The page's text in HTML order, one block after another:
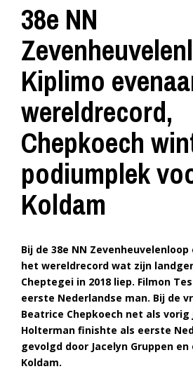
38e NN
Kiplimo
wereldrecord,
Chepkoech
podiumplek
Koldam
Bij de 38e NN
het wereldrecord wat zijn
Cheptegei in 2018 liep. Filmon
eerste Nederlandse man. Bij de
Beatrice Chepkoech net als vorig
Holterman finishte als eerste
gevolgd door Jacelyn Gruppen
Koldam.